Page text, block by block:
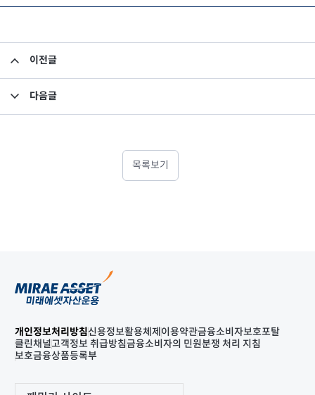
이전글
다음글
목록보기
개인정보처리방침신용정보활용체제 이용약관금융소비자보호포탈
클린채널고객정보 취급방침금융소비자의 민원분쟁 처리 지침
보호금융상품등록부